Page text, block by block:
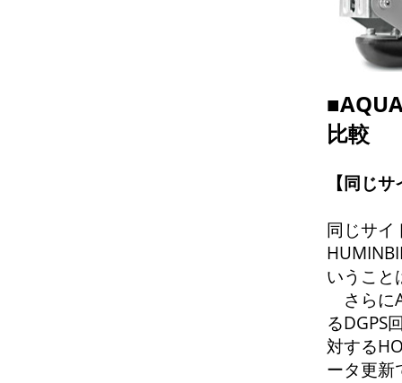
比較
【同じ
同じサイ
いうこと
さらに
るDGPS
対する
ータ更新